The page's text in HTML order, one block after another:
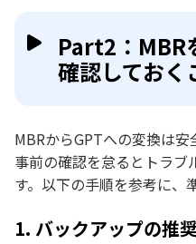
Part2：MBR
確認しておく
MBRからGPTへの変換は安
事前の確認を怠るとトラブ
す。以下の手順を参考に、
1. バックアップの推